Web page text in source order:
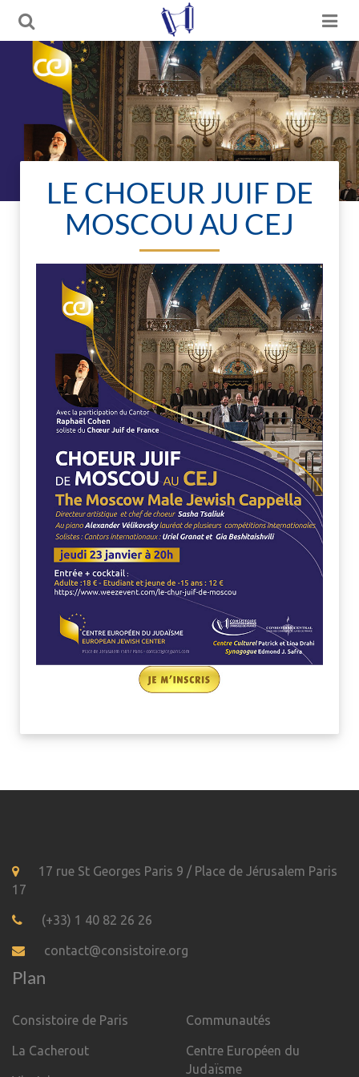
LE CHOEUR JUIF DE
MOSCOU AU CEJ
17 rue St Georges Paris 9 / Place de Jérusalem Paris
17
(+33) 1 40 82 26 26
contact@consistoire.org
Plan
Consistoire de Paris
La Cacherout
Communautés
Centre Européen du
Judaïsme